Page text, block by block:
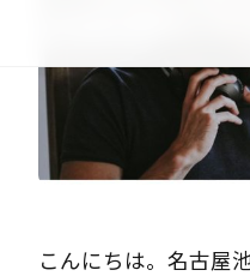
こんにちは。名古屋